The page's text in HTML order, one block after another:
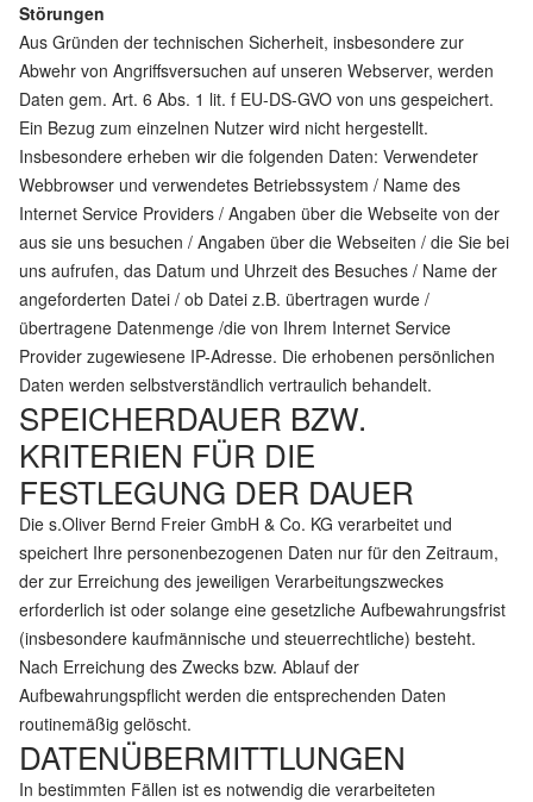
Störungen
Aus Gründen der technischen Sicherheit, insbesondere zur
Abwehr von Angriffsversuchen auf unseren Webserver, werden
Daten gem. Art. 6 Abs. 1 lit. f EU-DS-GVO von uns gespeichert.
Ein Bezug zum einzelnen Nutzer wird nicht hergestellt.
Insbesondere erheben wir die folgenden Daten: Verwendeter
Webbrowser und verwendetes Betriebssystem / Name des
Internet Service Providers / Angaben über die Webseite von der
aus sie uns besuchen / Angaben über die Webseiten / die Sie bei
uns aufrufen, das Datum und Uhrzeit des Besuches / Name der
angeforderten Datei / ob Datei z.B. übertragen wurde /
übertragene Datenmenge /die von Ihrem Internet Service
Provider zugewiesene IP-Adresse. Die erhobenen persönlichen
Daten werden selbstverständlich vertraulich behandelt.
SPEICHERDAUER BZW.
KRITERIEN FÜR DIE
FESTLEGUNG DER DAUER
Die s.Oliver Bernd Freier GmbH & Co. KG verarbeitet und
speichert Ihre personenbezogenen Daten nur für den Zeitraum,
der zur Erreichung des jeweiligen Verarbeitungszweckes
erforderlich ist oder solange eine gesetzliche Aufbewahrungsfrist
(insbesondere kaufmännische und steuerrechtliche) besteht.
Nach Erreichung des Zwecks bzw. Ablauf der
Aufbewahrungspflicht werden die entsprechenden Daten
routinemäßig gelöscht.
DATENÜBERMITTLUNGEN
In bestimmten Fällen ist es notwendig die verarbeiteten